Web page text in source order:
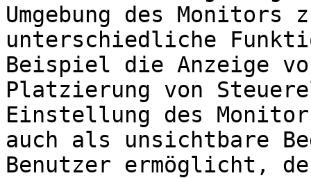
Umgebung des
unterschiedliche
Beispiel die Anzeige
Platzierung von
Einstellung des
auch als unsichtbare
Benutzer ermöglicht,